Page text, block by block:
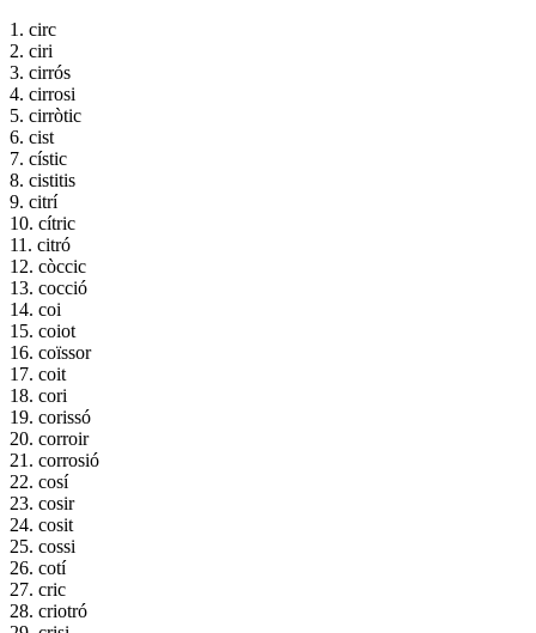
1. circ
2. ciri
3. cirrós
4. cirrosi
5. cirròtic
6. cist
7. cístic
8. cistitis
9. citrí
10. cítric
11. citró
12. còccic
13. cocció
14. coi
15. coiot
16. coïssor
17. coit
18. cori
19. corissó
20. corroir
21. corrosió
22. cosí
23. cosir
24. cosit
25. cossi
26. cotí
27. cric
28. criotró